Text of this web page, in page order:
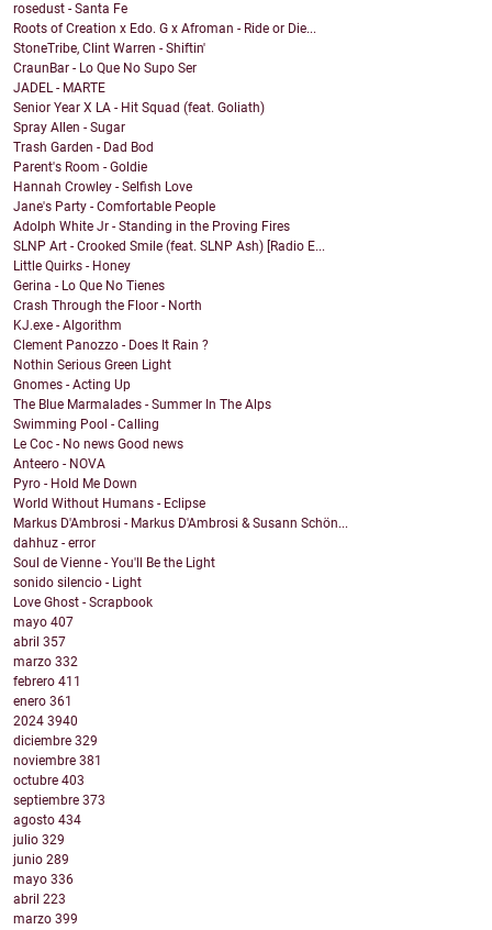
rosedust - Santa Fe
Roots of Creation x Edo. G x Afroman - Ride or Die...
StoneTribe, Clint Warren - Shiftin'
CraunBar - Lo Que No Supo Ser
JADEL - MARTE
Senior Year X LA - Hit Squad (feat. Goliath)
Spray Allen - Sugar
Trash Garden - Dad Bod
Parent's Room - Goldie
Hannah Crowley - Selfish Love
Jane's Party - Comfortable People
Adolph White Jr - Standing in the Proving Fires
SLNP Art - Crooked Smile (feat. SLNP Ash) [Radio E...
Little Quirks - Honey
Gerina - Lo Que No Tienes
Crash Through the Floor - North
KJ.exe - Algorithm
Clement Panozzo - Does It Rain ?
Nothin Serious Green Light
Gnomes - Acting Up
The Blue Marmalades - Summer In The Alps
Swimming Pool - Calling
Le Coc - No news Good news
Anteero - NOVA
Pyro - Hold Me Down
World Without Humans - Eclipse
Markus D'Ambrosi - Markus D'Ambrosi & Susann Schön...
dahhuz - error
Soul de Vienne - You'll Be the Light
sonido silencio - Light
Love Ghost - Scrapbook
mayo 407
abril 357
marzo 332
febrero 411
enero 361
2024 3940
diciembre 329
noviembre 381
octubre 403
septiembre 373
agosto 434
julio 329
junio 289
mayo 336
abril 223
marzo 399